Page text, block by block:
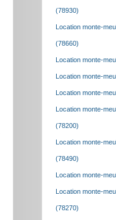
(78930)
Location monte-
(78660)
Location monte-
Location monte-
Location monte-
Location monte-
(78200)
Location monte-
(78490)
Location monte-
Location monte-
(78270)